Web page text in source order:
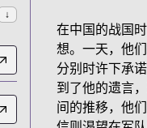
↓
1634-424f-
在中国的战国
想。一天，他
分别时许下承
到了他的遗言
间的推移，他